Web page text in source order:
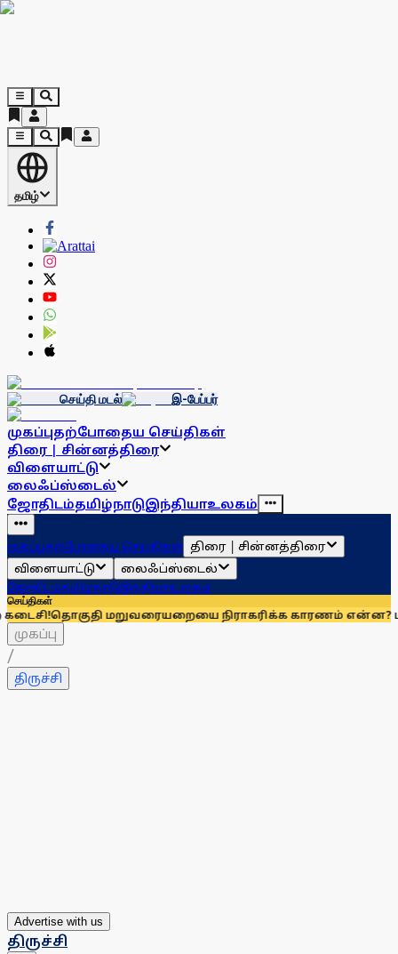
தமிழ்
செய்தி மடல் இ-பேப்பர்
முகப்புதற்போதைய செய்திகள்
திரை | சின்னத்திரை
விளையாட்டு
லைஃப்ஸ்டைல்
ஜோதிடம்தமிழ்நாடுஇந்தியாஉலகம்
முகப்புதற்போதைய செய்திகள் திரை | சின்னத்திரை
விளையாட்டு
லைஃப்ஸ்டைல்
ஜோதிடம்தமிழ்நாடுஇந்தியாஉலகம்
செய்திகள்
மறுவரையறையை நிராகரிக்க காரணம் என்ன? மாணிக்கம்
முகப்பு
/
திருச்சி
Advertise with us
திருச்சி